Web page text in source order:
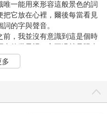
唯一能用來形容這般景色的詞
它放在心裡，爾後每當看見
的字與聲音。
，我並沒有意識到這是個時
的世界裡，它不過就是陽光
「木漏れ日」卻越來越常映
水河邊散步之際，不時就會
我們每個人所看見的世界形塑
多